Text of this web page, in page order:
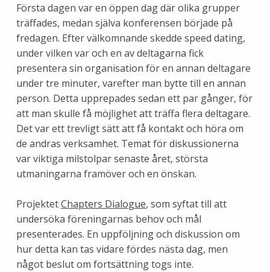
Första dagen var en öppen dag där olika grupper
träffades, medan själva konferensen började på
fredagen. Efter välkomnande skedde speed dating,
under vilken var och en av deltagarna fick
presentera sin organisation för en annan deltagare
under tre minuter, varefter man bytte till en annan
person. Detta upprepades sedan ett par gånger, för
att man skulle få möjlighet att träffa flera deltagare.
Det var ett trevligt sätt att få kontakt och höra om
de andras verksamhet. Temat för diskussionerna
var viktiga milstolpar senaste året, största
utmaningarna framöver och en önskan.
ProjektetChapters Dialogue, som syftat till att
undersöka föreningarnas behov och mål
presenterades. En uppföljning och diskussion om
hur detta kan tas vidare fördes nästa dag, men
något beslut om fortsättning togs inte.